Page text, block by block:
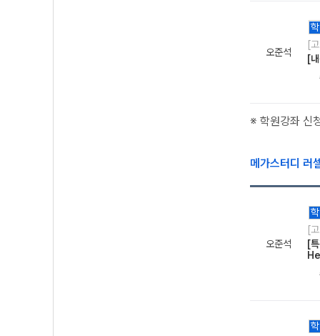
오준석
학
[
[
※ 학원강좌 신
메가스터디 러
오준석
학
[
[
학